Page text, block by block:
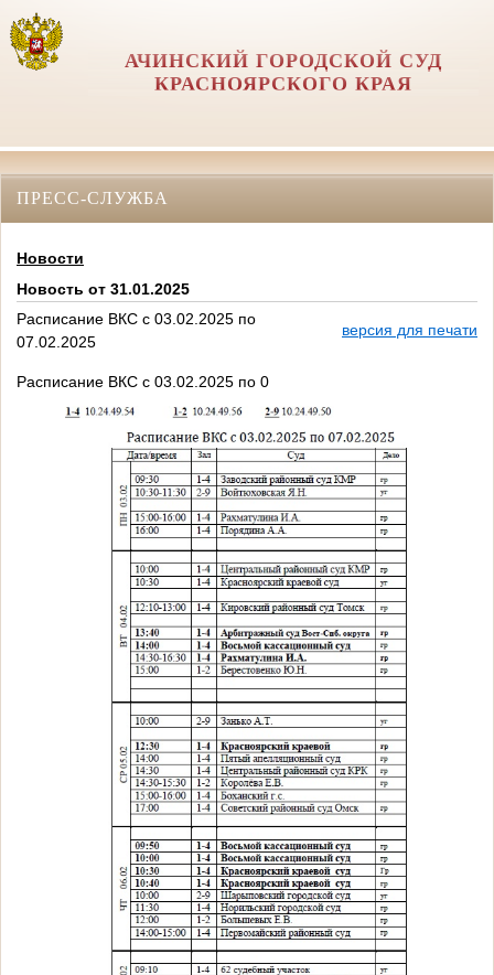
АЧИНСКИЙ ГОРОДСКОЙ СУД
КРАСНОЯРСКОГО КРАЯ
ПРЕСС-СЛУЖБА
Новости
Новость от 31.01.2025
Расписание ВКС с 03.02.2025 по
07.02.2025
версия для печати
Расписание ВКС с 03.02.2025 по 0